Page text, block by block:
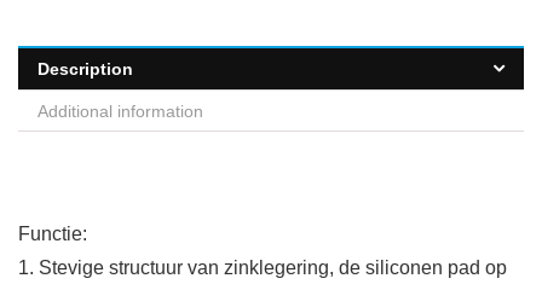
Description
Additional information
Functie:
1. Stevige structuur van zinklegering, de siliconen pad op